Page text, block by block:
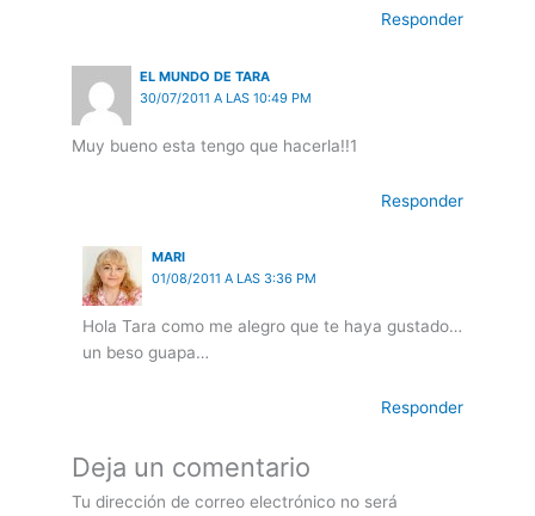
Responder
EL MUNDO DE TARA
30/07/2011 A LAS 10:49 PM
Muy bueno esta tengo que hacerla!!1
Responder
MARI
01/08/2011 A LAS 3:36 PM
Hola Tara como me alegro que te haya gustado…
un beso guapa…
Responder
Deja un comentario
Tu dirección de correo electrónico no será